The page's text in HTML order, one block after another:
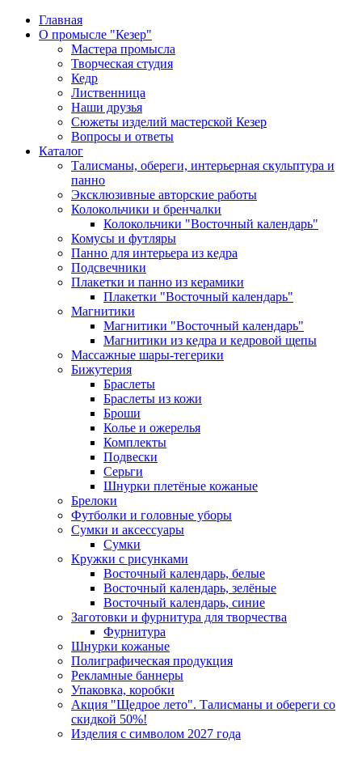
Главная
О промысле "Кезер"
Мастера промысла
Творческая студия
Кедр
Лиственница
Наши друзья
Сюжеты изделий мастерской Кезер
Вопросы и ответы
Каталог
Талисманы, обереги, интерьерная скульптура и
панно
Эксклюзивные авторские работы
Колокольчики и бренчалки
Колокольчики "Восточный календарь"
Комусы и футляры
Панно для интерьера из кедра
Подсвечники
Плакетки и панно из керамики
Плакетки "Восточный календарь"
Магнитики
Магнитики "Восточный календарь"
Магнитики из кедра и кедровой щепы
Массажные шары-тегерики
Бижутерия
Браслеты
Браслеты из кожи
Броши
Колье и ожерелья
Комплекты
Подвески
Серьги
Шнурки плетёные кожаные
Брелоки
Футболки и головные уборы
Сумки и аксессуары
Сумки
Кружки с рисунками
Восточный календарь, белые
Восточный календарь, зелёные
Восточный календарь, синие
Заготовки и фурнитура для творчества
Фурнитура
Шнурки кожаные
Полиграфическая продукция
Рекламные баннеры
Упаковка, коробки
Акция "Щедрое лето". Талисманы и обереги со
скидкой 50%!
Изделия с символом 2027 года